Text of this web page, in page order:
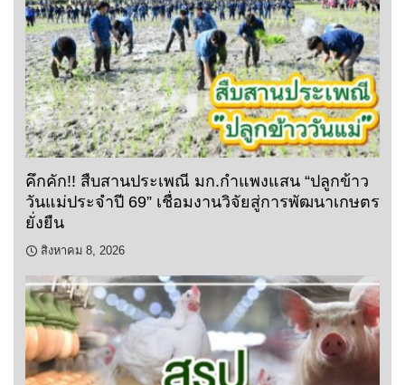
คึกคัก!! สืบสานประเพณี มก.กำแพงแสน “ปลูกข้าว
วันแม่ประจำปี 69” เชื่อมงานวิจัยสู่การพัฒนาเกษตร
ยั่งยืน
สิงหาคม 8, 2026